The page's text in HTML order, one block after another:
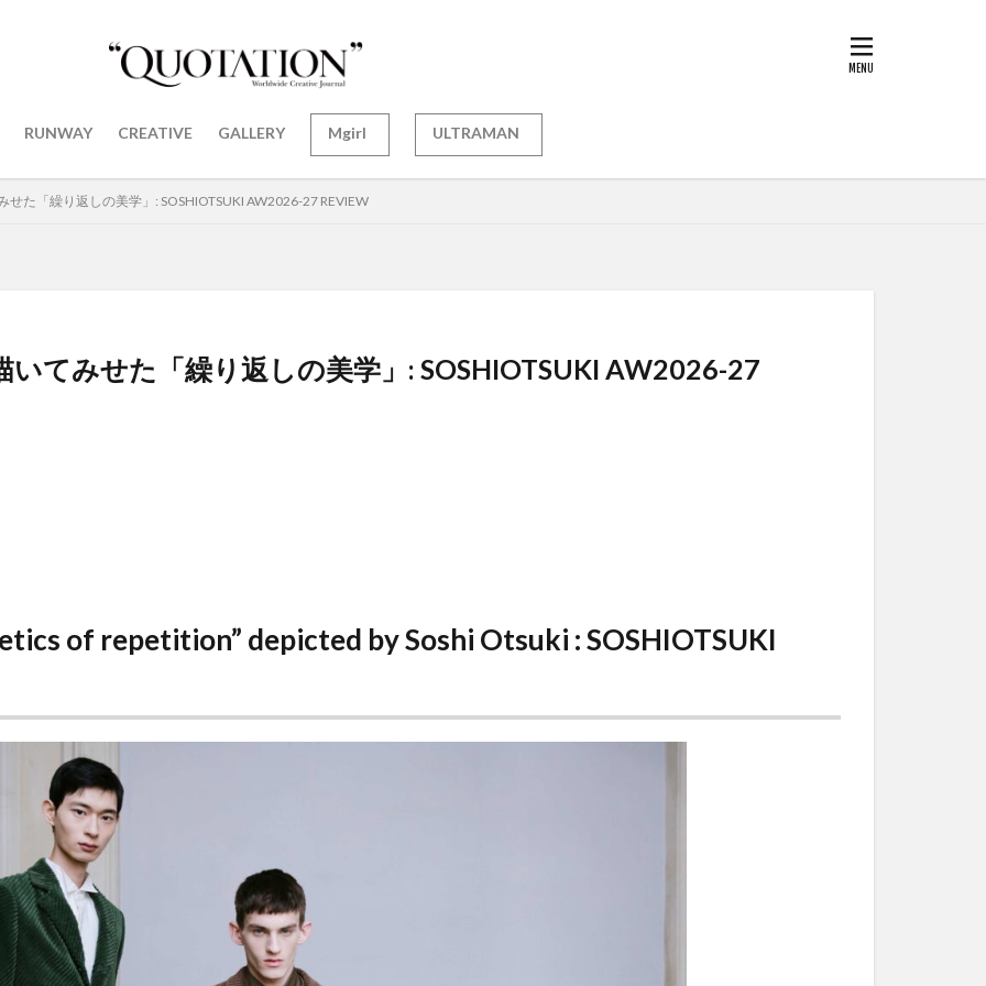
RUNWAY CREATIVE GALLERY Mgirl ULTRAMAN
せた「繰り返しの美学」: SOSHIOTSUKI AW2026-27 REVIEW
いてみせた「繰り返しの美学」: SOSHIOTSUKI AW2026-27
of repetition” depicted by Soshi Otsuki : SOSHIOTSUKI